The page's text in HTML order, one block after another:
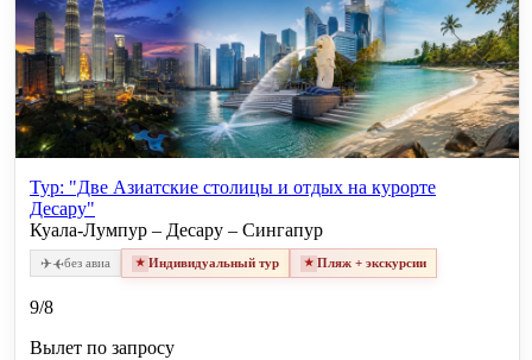
Тур: "Две Азиатские столицы и отдых на курорте
Десару"
Куала-Лумпур – Десару – Сингапур
✈✈без авиа Индивидуальный тур Пляж + экскурсии
9/8
Вылет по запросу